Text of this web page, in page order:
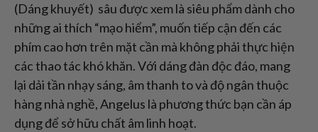
(Dáng khuyết) sâu được xem là siêu phẩm dành cho
những ai thích “mạo hiểm”, muốn tiếp cận đến các
phím cao hơn trên mặt cần mà không phải thực hiện
các thao tác khó khăn. Với dáng đàn độc đáo, mang
lại dải tần nhạy sáng, âm thanh to và độ ngân thuộc
hàng nhà nghề, Angelus là phương thức bạn cần áp
dụng để sở hữu chất âm linh hoạt.